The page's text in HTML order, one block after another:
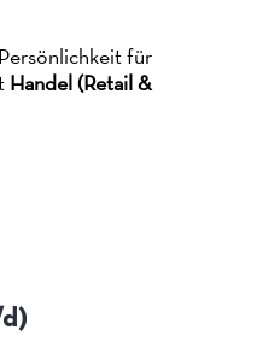
für
Handel (Retail &